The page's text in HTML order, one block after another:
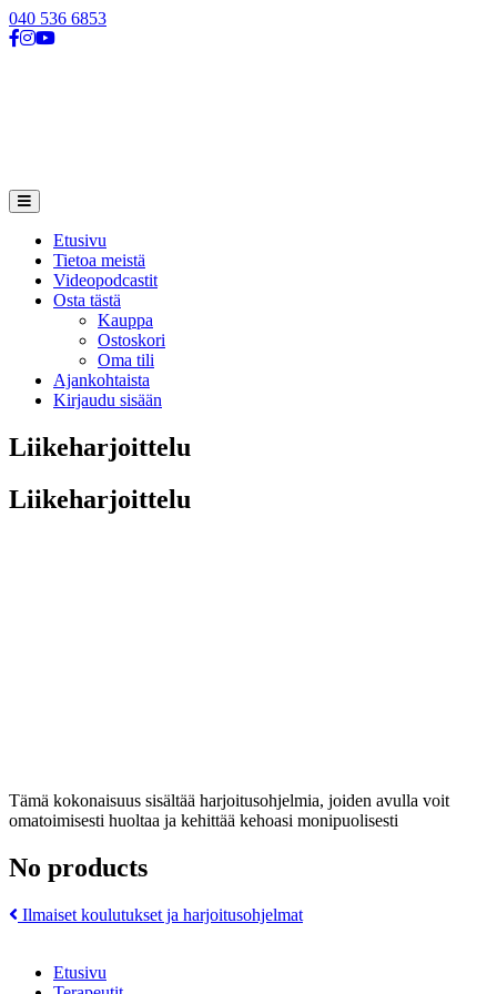
040 536 6853
Etusivu
Tietoa meistä
Videopodcastit
Osta tästä
Kauppa
Ostoskori
Oma tili
Ajankohtaista
Kirjaudu sisään
Liikeharjoittelu
Liikeharjoittelu
Tämä kokonaisuus sisältää harjoitusohjelmia, joiden avulla voit
omatoimisesti huoltaa ja kehittää kehoasi monipuolisesti
No products
Artikkelien
Ilmaiset koulutukset ja harjoitusohjelmat
Etusivu